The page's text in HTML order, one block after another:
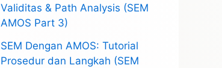
Validitas & Path Analysis (SEM
AMOS Part 3)
SEM Dengan AMOS: Tutorial
Prosedur dan Langkah (SEM